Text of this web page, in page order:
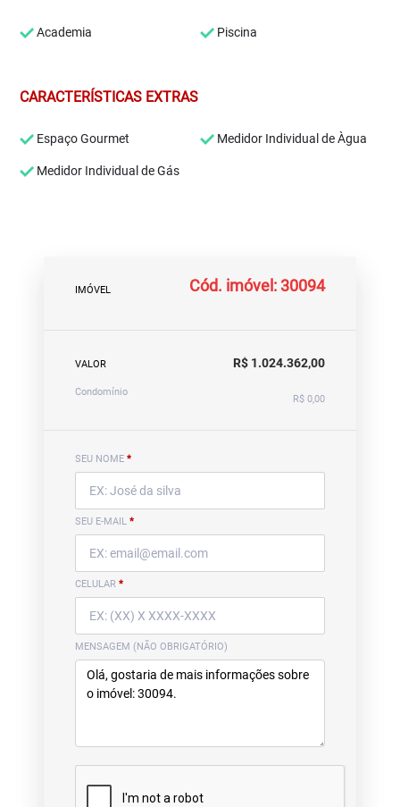
Academia Piscina
CARACTERÍSTICAS EXTRAS
Espaço Gourmet Medidor Individual de Àgua
Medidor Individual de Gás
IMÓVEL Cód. imóvel: 30094
VALOR R$ 1.024.362,00
Condomínio
R$ 0,00
SEU NOME *
SEU E-MAIL *
CELULAR *
MENSAGEM (NÃO OBRIGATÓRIO)